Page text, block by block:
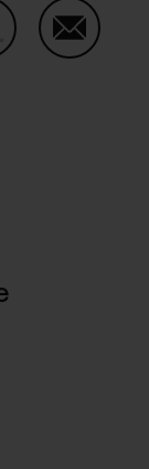
Link